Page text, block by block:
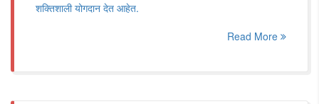
शक्तिशाली योगदान देत आहेत.
Read More